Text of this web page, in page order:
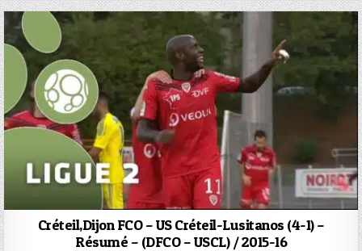
Créteil,Dijon FCO – US Créteil-Lusitanos (4-1) –
Résumé – (DFCO – USCL) / 2015-16